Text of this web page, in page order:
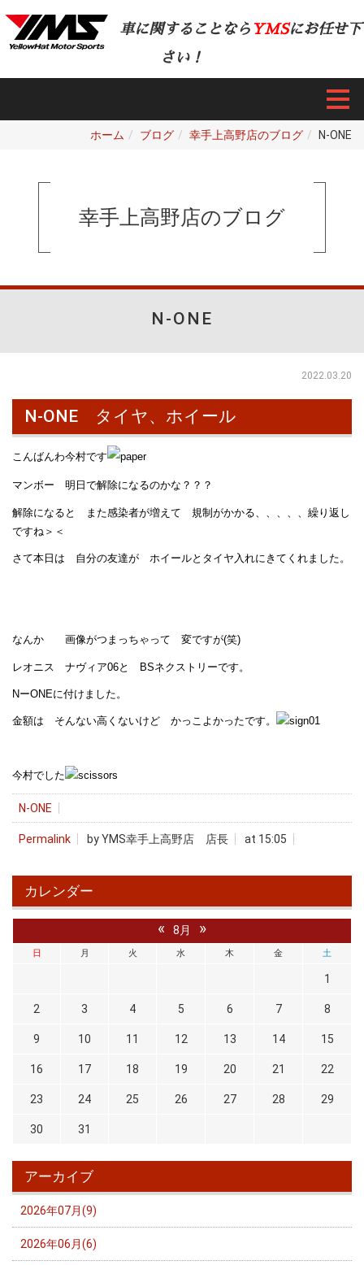
車に関することなら YMSにお任せ下
さい！
ホーム ブログ 幸手上高野店のブログ N-ONE
幸手上高野店のブログ
N-ONE
2022.03.20
N-ONE タイヤ、ホイール
こんばんわ今村です
マンボー 明日で解除になるのかな？？？
解除になると また感染者が増えて 規制がかかる、、、、、繰り返し
ですね＞＜
さて本日は 自分の友達が ホイールとタイヤ入れにきてくれました。
なんか 画像がつまっちゃって 変ですが(笑)
レオニス ナヴィア06と BSネクストリーです。
NーONEに付けました。
金額は そんない高くないけど かっこよかったです。
今村でした
N-ONE
Permalink by YMS幸手上高野店 店長 at 15:05
カレンダー
« 8月 »
日 月 火 水 木 金 土
1
2 3 4 5 6 7 8
9 10 11 12 13 14 15
16 17 18 19 20 21 22
23 24 25 26 27 28 29
30 31
アーカイブ
2026年07月(9)
2026年06月(6)